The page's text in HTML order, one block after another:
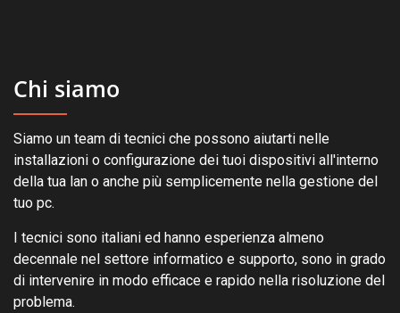
Chi siamo
Siamo un team di tecnici che possono aiutarti nelle
installazioni o configurazione dei tuoi dispositivi all'interno
della tua lan o anche più semplicemente nella gestione del
tuo pc.
I tecnici sono italiani ed hanno esperienza almeno
decennale nel settore informatico e supporto, sono in grado
di intervenire in modo efficace e rapido nella risoluzione del
problema.